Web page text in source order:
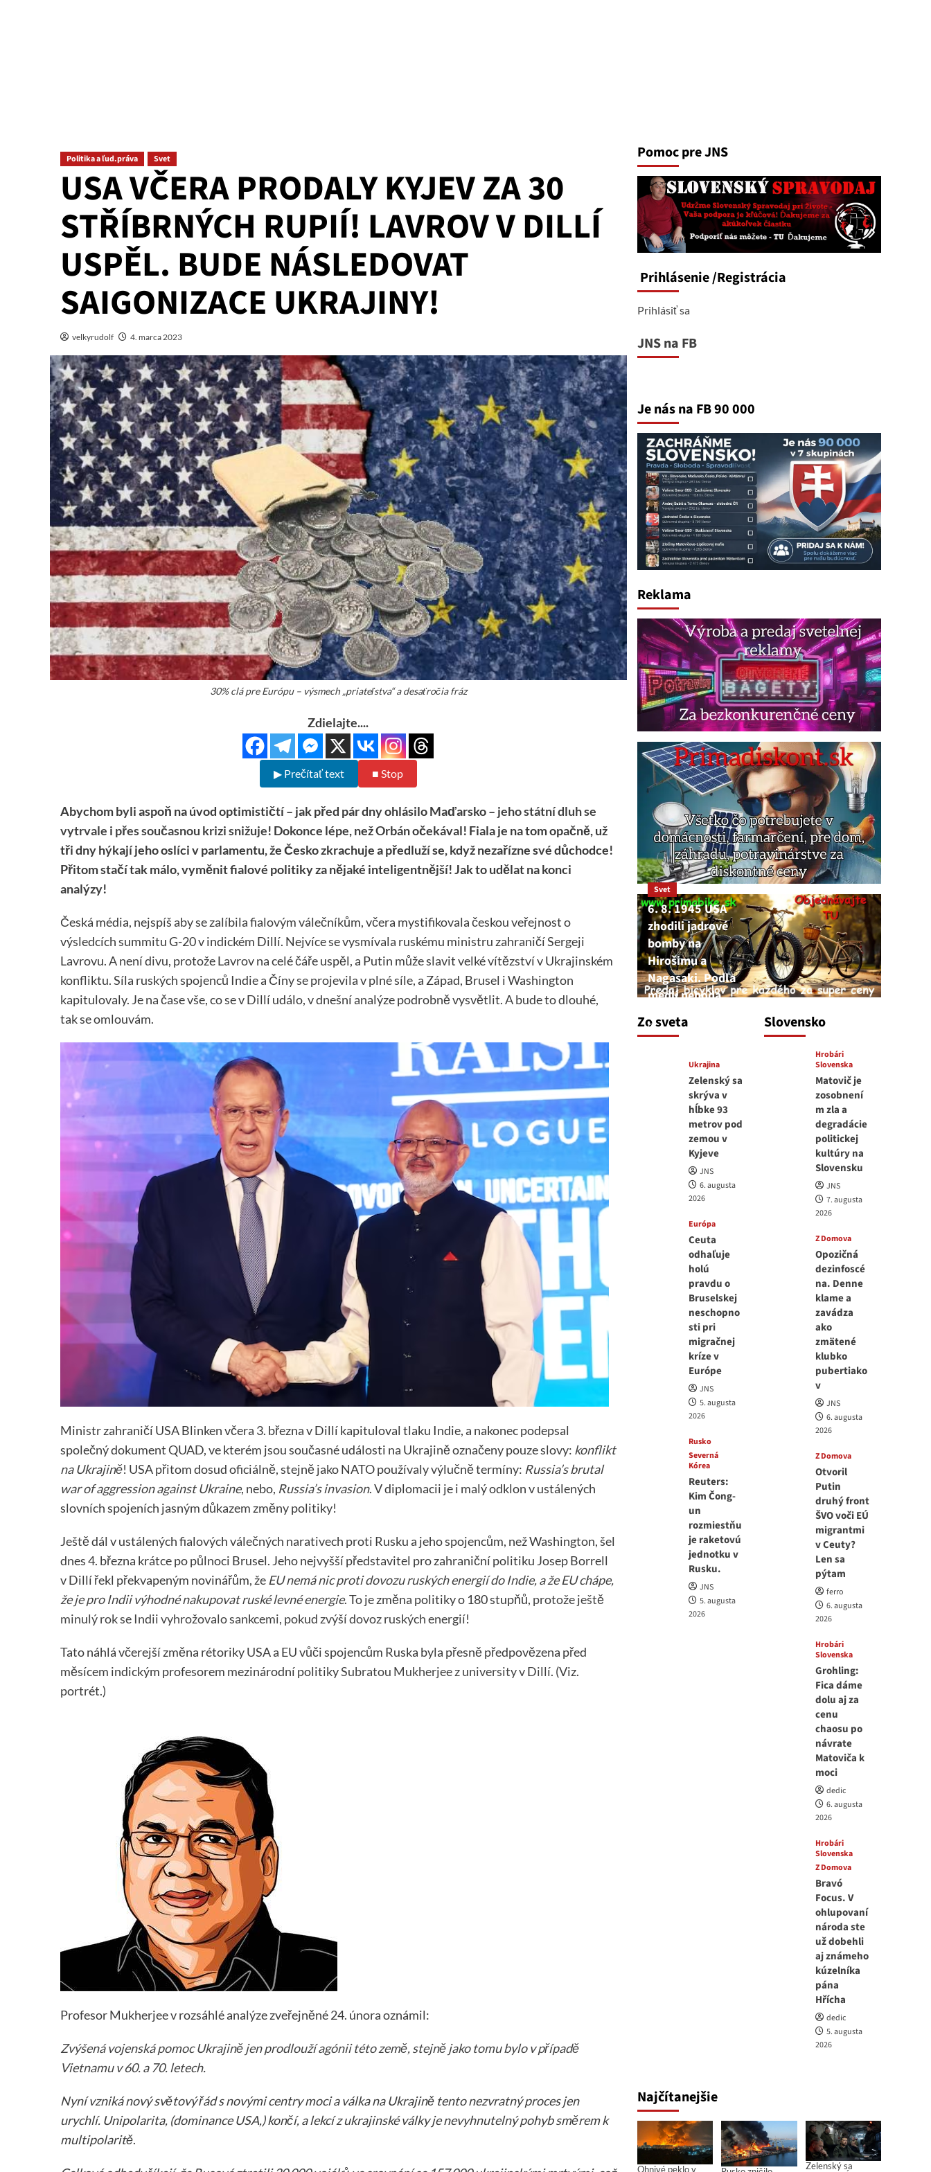
Politika a ľud.práva Svet
USA VČERA PRODALY KYJEV ZA 30
STŘÍBRNÝCH RUPIÍ! LAVROV V DILLÍ
USPĚL. BUDE NÁSLEDOVAT
SAIGONIZACE UKRAJINY!
velkyrudolf 4. marca 2023
30% clá pre Európu – výsmech „priateľstva“ a desaťročia fráz
Zdielajte....
▶ Prečítať text ■ Stop
Abychom byli aspoň na úvod optimističtí – jak před pár dny ohlásilo Maďarsko – jeho státní dluh se
vytrvale i přes současnou krizi snižuje! Dokonce lépe, než Orbán očekával! Fiala je na tom opačně, už
tři dny hýkají jeho oslíci v parlamentu, že Česko zkrachuje a předluží se, když nezařízne své důchodce!
Přitom stačí tak málo, vyměnit fialové politiky za nějaké inteligentnější! Jak to udělat na konci
analýzy!
Česká média, nejspíš aby se zalíbila fialovým válečníkům, včera mystifikovala českou veřejnost o
výsledcích summitu G-20 v indickém Dillí. Nejvíce se vysmívala ruskému ministru zahraničí Sergeji
Lavrovu. A není divu, protože Lavrov na celé čáře uspěl, a Putin může slavit velké vítězství v Ukrajinském
konfliktu. Síla ruských spojenců Indie a Číny se projevila v plné síle, a Západ, Brusel i Washington
kapitulovaly. Je na čase vše, co se v Dillí událo, v dnešní analýze podrobně vysvětlit. A bude to dlouhé,
tak se omlouvám.
Ministr zahraničí USA Blinken včera 3. března v Dillí kapituloval tlaku Indie, a nakonec podepsal
společný dokument QUAD, ve kterém jsou současné události na Ukrajině označeny pouze slovy: konflikt
na Ukrajině! USA přitom dosud oficiálně, stejně jako NATO používaly výlučně termíny: Russia’s brutal
war of aggression against Ukraine, nebo, Russia’s invasion. V diplomacii je i malý odklon v ustálených
slovních spojeních jasným důkazem změny politiky!
Ještě dál v ustálených fialových válečných narativech proti Rusku a jeho spojencům, než Washington, šel
dnes 4. března krátce po půlnoci Brusel. Jeho nejvyšší představitel pro zahraniční politiku Josep Borrell
v Dillí řekl překvapeným novinářům, že EU nemá nic proti dovozu ruských energií do Indie, a že EU chápe,
že je pro Indii výhodné nakupovat ruské levné energie. To je změna politiky o 180 stupňů, protože ještě
minulý rok se Indii vyhrožovalo sankcemi, pokud zvýší dovoz ruských energií!
Tato náhlá včerejší změna rétoriky USA a EU vůči spojencům Ruska byla přesně předpovězena před
měsícem indickým profesorem mezinárodní politikySubratou Mukherjee z university v Dillí. (Viz.
portrét.)
Profesor Mukherjee v rozsáhlé analýze zveřejněné 24. února oznámil:
Zvýšená vojenská pomoc Ukrajině jen prodlouží agónii této země, stejně jako tomu bylo v případě
Vietnamu v 60. a 70. letech.
Nyní vzniká nový světový řád s novými centry moci a válka na Ukrajině tento nezvratný proces jen
urychlí. Unipolarita, (dominance USA,) končí, a lekcí z ukrajinské války je nevyhnutelný pohyb směrem k
multipolaritě.
Pomoc pre JNS
Prihlásenie/Registrácia
Prihlásiť sa
JNS na FB
Je nás na FB 90 000
Reklama
Zo sveta
Svet
6. 8. 1945 USA
zhodili jadrové
bomby na
Hirošimu a
Nagasaki. Podľa
médií nehoda
6. augusta 2026
Ukrajina
Zelenský sa
skrýva v
hĺbke 93
metrov pod
zemou v
Kyjeve
JNS
6. augusta
2026
Európa
Ceuta
odhaľuje
holú
pravdu o
Bruselskej
neschopno
sti pri
migračnej
kríze v
Európe
JNS
5. augusta
2026
Rusko
Severná
Kórea
Reuters:
Kim Čong-
un
rozmiestňu
je raketovú
jednotku v
Rusku.
JNS
5. augusta
2026
Slovensko
Hrobári
Slovenska
Matovič je
zosobnení
m zla a
degradácie
politickej
kultúry na
Slovensku
JNS
7. augusta
2026
Z Domova
Opozičná
dezinfoscé
na. Denne
klame a
zavádza
ako
zmätené
klubko
pubertiako
v
JNS
6. augusta
2026
Z Domova
Otvoril
Putin
druhý front
ŠVO voči EÚ
migrantmi
v Ceuty?
Len sa
pýtam
ferro
6. augusta
2026
Hrobári
Slovenska
Grohling:
Fica dáme
dolu aj za
cenu
chaosu po
návrate
Matoviča k
moci
dedic
6. augusta
2026
Hrobári
Slovenska
Z Domova
Bravó
Focus. V
ohlupovaní
národa ste
už dobehli
aj známeho
kúzelníka
pána
Hřícha
dedic
5. augusta
2026
Najčítanejšie
Ohnivé peklo v
Zelenský sa